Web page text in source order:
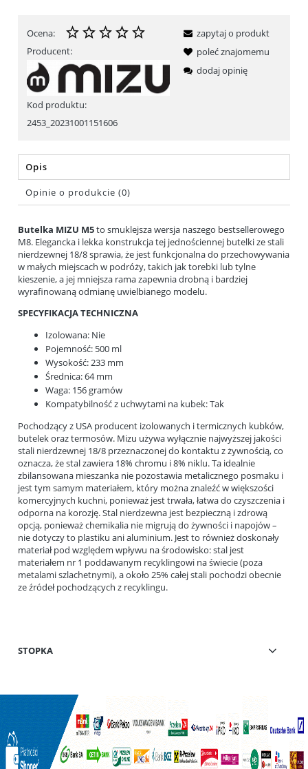
Ocena:
Producent:
Kod produktu:
2453_20231001151606
zapytaj o produkt
poleć znajomemu
dodaj opinię
Opis
Opinie o produkcie (0)
Butelka MIZU M5to smuklejsza wersja naszego bestsellerowego
M8. Elegancka i lekka konstrukcja tej jednościennej butelki ze stali
nierdzewnej 18/8 sprawia, że jest funkcjonalna do przechowywania
w małych miejscach w podróży, takich jak torebki lub tylne
kieszenie, a jej mniejsza rama zapewnia drobną i bardziej
wyrafinowaną odmianę uwielbianego modelu.
SPECYFIKACJA TECHNICZNA
Izolowana: Nie
Pojemność: 500 ml
Wysokość: 233 mm
Średnica: 64 mm
Waga: 156 gramów
Kompatybilność z uchwytami na kubek: Tak
Pochodzący z USA producent izolowanych i termicznych kubków,
butelek oraz termosów. Mizu używa wyłącznie najwyższej jakości
stali nierdzewnej 18/8 przeznaczonej do kontaktu z żywnością, co
oznacza, że stal zawiera 18% chromu i 8% niklu. Ta idealnie
zbilansowana mieszanka nie pozostawia metalicznego posmaku i
jest tym samym materiałem, który można znaleźć w większości
komercyjnych kuchni, ponieważ jest trwała, łatwa do czyszczenia i
odporna na korozję. Stal nierdzewna jest bezpieczną i zdrową
opcją, ponieważ chemikalia nie migrują do żywności i napojów –
nie dotyczy to plastiku ani aluminium. Jest to również doskonały
materiał pod względem wpływu na środowisko: stal jest
materiałem nr 1 poddawanym recyklingowi na świecie (poza
metalami szlachetnymi), a około 25% całej stali pochodzi obecnie
ze źródeł pochodzących z recyklingu.
STOPKA